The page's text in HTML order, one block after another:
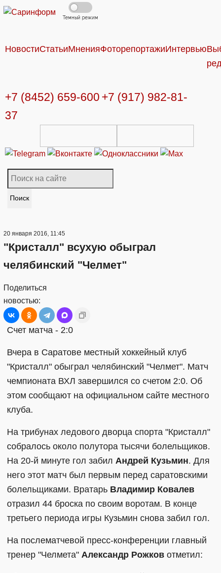
Темный режим
НовостиСтатьиМненияФоторепортажиИнтервью
+7 (8452) 659-600 +7 (917) 982-81-
37
Поиск
20 января 2016, 11:45
"Кристалл" всухую обыграл
челябинский "Челмет"
Поделиться
новостью:
Счет матча - 2:0
Вчера в Саратове местный хоккейный клуб
"Кристалл" обыграл челябинский "Челмет". Матч
чемпионата ВХЛ завершился со счетом 2:0. Об
этом сообщают на официальном сайте местного
клуба.
На трибунах ледового дворца спорта "Кристалл"
собралось около полутора тысячи болельщиков.
На 20-й минуте гол забил Андрей Кузьмин. Для
него этот матч был первым перед саратовскими
болельщиками. Вратарь Владимир Ковалев
отразил 44 броска по своим воротам. В конце
третьего периода игры Кузьмин снова забил гол.
На послематчевой пресс-конференции главный
тренер "Челмета" Александр Рожков отметил: